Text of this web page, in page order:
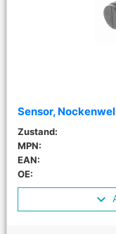
Sensor,
Zustand:
MPN:
EAN:
OE: